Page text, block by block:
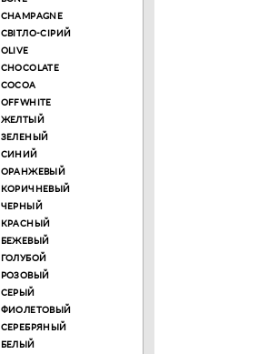
CHAMPAGNE
СВІТЛО-СІРИЙ
OLIVE
CHOCOLATE
COCOA
OFFWHITE
ЖЕЛТЫЙ
ЗЕЛЕНЫЙ
СИНИЙ
ОРАНЖЕВЫЙ
КОРИЧНЕВЫЙ
ЧЕРНЫЙ
КРАСНЫЙ
БЕЖЕВЫЙ
ГОЛУБОЙ
РОЗОВЫЙ
СЕРЫЙ
ФИОЛЕТОВЫЙ
СЕРЕБРЯНЫЙ
БЕЛЫЙ